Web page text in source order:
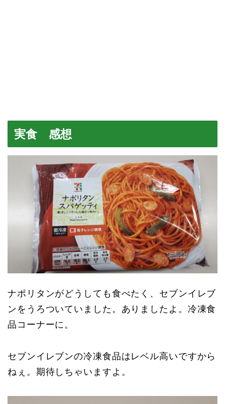
実食 感想
ナポリタンがどうしても食べたく、セブンイレブ
ンをうろついていました。ありましたよ。冷凍食
品コーナーに。
セブンイレブンの冷凍食品はレベル高いですから
ねぇ。期待しちゃいますよ。